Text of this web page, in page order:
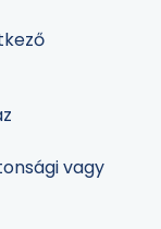
vagy